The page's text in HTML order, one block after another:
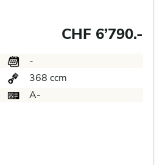
CHF 6’790.-
-
368 ccm
A-